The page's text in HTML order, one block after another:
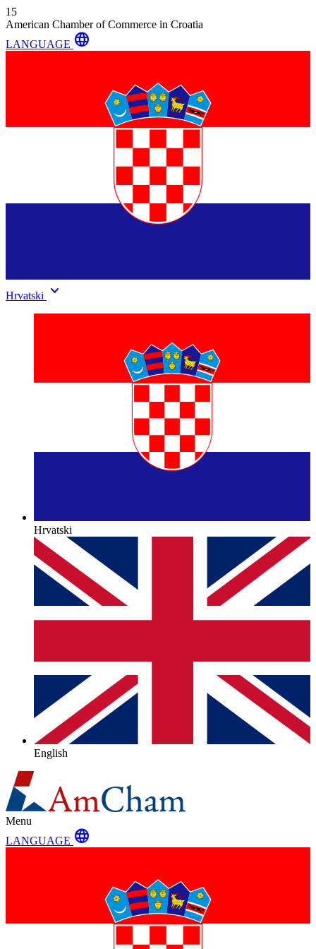
15
American Chamber of Commerce in Croatia
LANGUAGE language
Hrvatski keyboard_arrow_down
Hrvatski
English
Menu
LANGUAGE language